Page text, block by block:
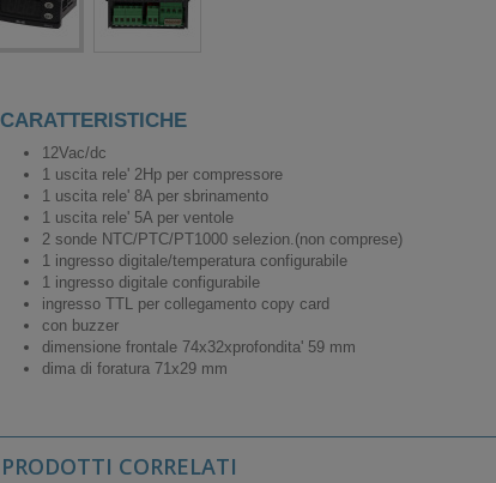
CARATTERISTICHE
12Vac/dc
1 uscita rele' 2Hp per compressore
1 uscita rele' 8A per sbrinamento
1 uscita rele' 5A per ventole
2 sonde NTC/PTC/PT1000 selezion.(non comprese)
1 ingresso digitale/temperatura configurabile
1 ingresso digitale configurabile
ingresso TTL per collegamento copy card
con buzzer
dimensione frontale 74x32xprofondita' 59 mm
dima di foratura 71x29 mm
PRODOTTI CORRELATI